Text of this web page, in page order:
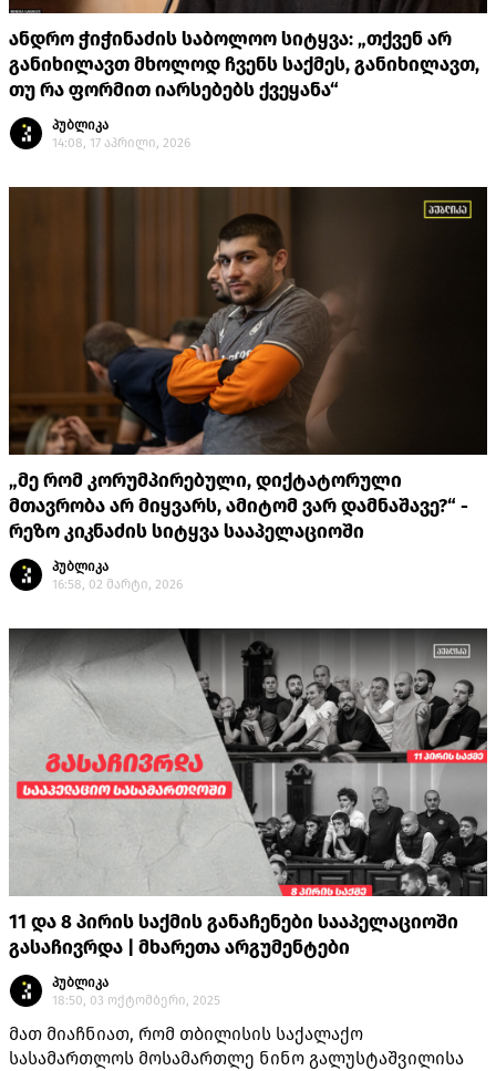
ანდრო ჭიჭინაძის საბოლოო სიტყვა: „თქვენ არ
განიხილავთ მხოლოდ ჩვენს საქმეს, განიხილავთ,
თუ რა ფორმით იარსებებს ქვეყანა“
პუბლიკა
14:08, 17 აპრილი, 2026
„მე რომ კორუმპირებული, დიქტატორული
მთავრობა არ მიყვარს, ამიტომ ვარ დამნაშავე?“ -
რეზო კიკნაძის სიტყვა სააპელაციოში
პუბლიკა
16:58, 02 მარტი, 2026
11 და 8 პირის საქმის განაჩენები სააპელაციოში
გასაჩივრდა | მხარეთა არგუმენტები
პუბლიკა
18:50, 03 ოქტომბერი, 2025
მათ მიაჩნიათ, რომ თბილისის საქალაქო
სასამართლოს მოსამართლე ნინო გალუსტაშვილისა